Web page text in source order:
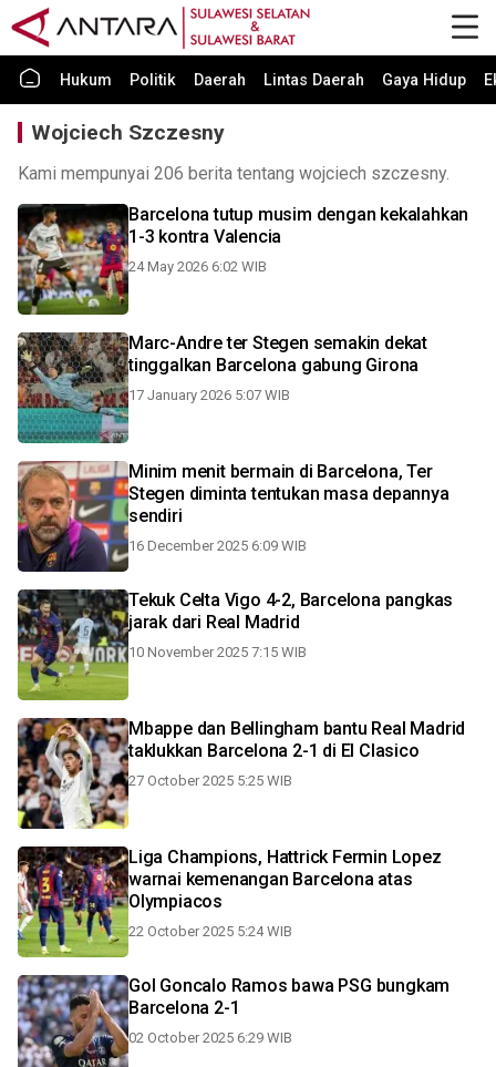
Hukum Politik Daerah Lintas Daerah Gaya Hidup
Wojciech Szczesny
Kami mempunyai 206 berita tentang wojciech szczesny.
Barcelona tutup musim dengan kekalahkan
1-3 kontra Valencia
24 May 2026 6:02 WIB
Marc-Andre ter Stegen semakin dekat
tinggalkan Barcelona gabung Girona
17 January 2026 5:07 WIB
Minim menit bermain di Barcelona, Ter
Stegen diminta tentukan masa depannya
sendiri
16 December 2025 6:09 WIB
Tekuk Celta Vigo 4-2, Barcelona pangkas
jarak dari Real Madrid
10 November 2025 7:15 WIB
Mbappe dan Bellingham bantu Real Madrid
taklukkan Barcelona 2-1 di El Clasico
27 October 2025 5:25 WIB
Liga Champions, Hattrick Fermin Lopez
warnai kemenangan Barcelona atas
Olympiacos
22 October 2025 5:24 WIB
Gol Goncalo Ramos bawa PSG bungkam
Barcelona 2-1
02 October 2025 6:29 WIB